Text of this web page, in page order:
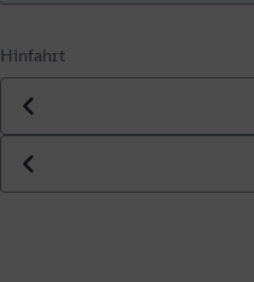
Hinfahrt
Datum der Hinfahrt
Uhrzeit der Hinfahrt